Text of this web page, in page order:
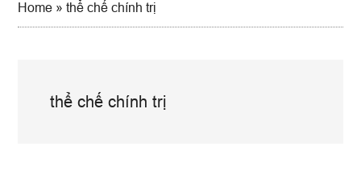
Home »thể chế chính trị
thể chế chính trị